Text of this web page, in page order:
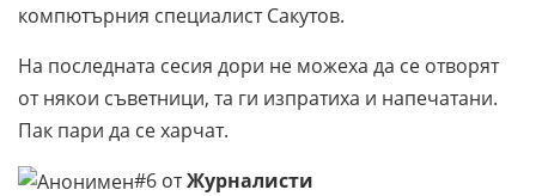
компютърния специалист Сакутов.
На последната сесия дори не можеха да се отворят
от някои съветници, та ги изпратиха и напечатани.
Пак пари да се харчат.
#6 отЖурналисти